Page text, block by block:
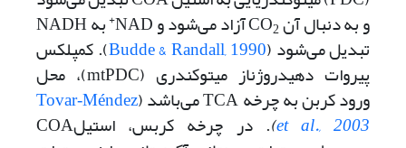
و به دنبال آن CO2 آزاد می‌شود و NAD + به NADH
تبدیل می‌شود (Budde & Randall, 1990). کمپلکس
پیروات دهیدروژناز میتوکندری (mtPDC)، محل
ورود کربن به چرخه TCA می‌باشد ( Tovar‐Méndez
et al., 2003
) . در چرخه کربس، استیلCOA